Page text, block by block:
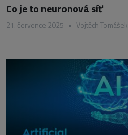
Co je to neuronová síť
21. července 2025 • Vojtěch Tomášek